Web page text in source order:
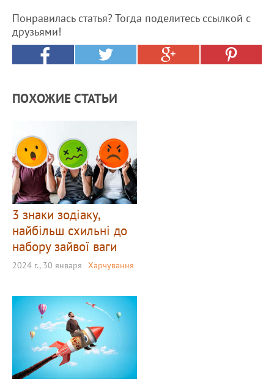
Понравилась статья? Тогда поделитесь ссылкой с
друзьями!
ПОХОЖИЕ СТАТЬИ
3 знаки зодіаку,
найбільш схильні до
набору зайвої ваги
2024 г., 30 января Харчування